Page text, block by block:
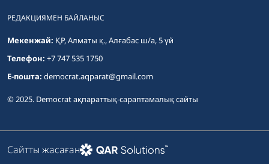
РЕДАКЦИЯМЕН БАЙЛАНЫС
Мекенжай: ҚР, Алматы қ., Алғабас ш/а, 5 үй
Телефон: +7 747 535 1750
E-пошта: democrat.aqparat@gmail.com
© 2025. Democrat ақпараттық-сараптамалық сайты
Сайтты жасаған